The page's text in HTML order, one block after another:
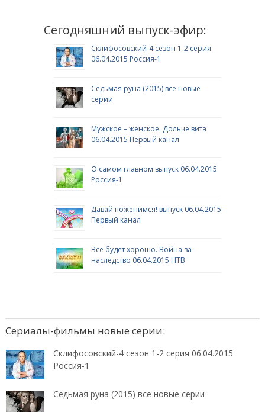
Сегодняшний выпуск-эфир:
Склифосовский-4 сезон 1-2 серия
06.04.2015 Россия-1
Седьмая руна (2015) все новые
серии
Мужское – женское. Дольче вита
06.04.2015 Первый канал
О самом главном выпуск 06.04.2015
Россия-1
Давай поженимся! выпуск 06.04.2015
Первый канал
Все будет хорошо. Война за
наследство 06.04.2015 НТВ
Сериалы-фильмы новые серии:
Склифосовский-4 сезон 1-2 серия 06.04.2015
Россия-1
Седьмая руна (2015) все новые серии